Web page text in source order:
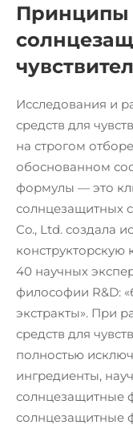
Принципы
Исследования и
средств для
на строгом
обоснованном
формулы — это
солнцезащитных
Co., Ltd. создала
конструкторскую
40 научных
философии R&D:
экстракты». При
средств для
полностью
ингредиенты,
солнцезащитные
солнцезащитные